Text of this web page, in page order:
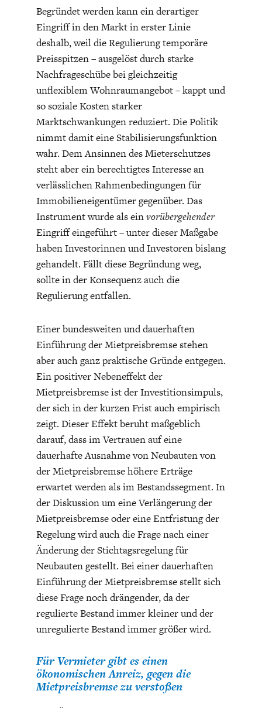
Begründet werden kann ein derartiger
Eingriff in den Markt in erster Linie
deshalb, weil die Regulierung temporäre
Preisspitzen – ausgelöst durch starke
Nachfrageschübe bei gleichzeitig
unflexiblem Wohnraumangebot – kappt und
so soziale Kosten starker
Marktschwankungen reduziert. Die Politik
nimmt damit eine Stabilisierungsfunktion
wahr. Dem Ansinnen des Mieterschutzes
steht aber ein berechtigtes Interesse an
verlässlichen Rahmenbedingungen für
Immobilieneigentümer gegenüber. Das
Instrument wurde als einvorübergehender
Eingriff eingeführt – unter dieser Maßgabe
haben Investorinnen und Investoren bislang
gehandelt. Fällt diese Begründung weg,
sollte in der Konsequenz auch die
Regulierung entfallen.
Einer bundesweiten und dauerhaften
Einführung der Mietpreisbremse stehen
aber auch ganz praktische Gründe entgegen.
Ein positiver Nebeneffekt der
Mietpreisbremse ist der Investitionsimpuls,
der sich in der kurzen Frist auch empirisch
zeigt. Dieser Effekt beruht maßgeblich
darauf, dass im Vertrauen auf eine
dauerhafte Ausnahme von Neubauten von
der Mietpreisbremse höhere Erträge
erwartet werden als im Bestandssegment. In
der Diskussion um eine Verlängerung der
Mietpreisbremse oder eine Entfristung der
Regelung wird auch die Frage nach einer
Änderung der Stichtagsregelung für
Neubauten gestellt. Bei einer dauerhaften
Einführung der Mietpreisbremse stellt sich
diese Frage noch drängender, da der
regulierte Bestand immer kleiner und der
unregulierte Bestand immer größer wird.
Für Vermieter gibt es einen
ökonomischen Anreiz, gegen die
Mietpreisbremse zu verstoßen